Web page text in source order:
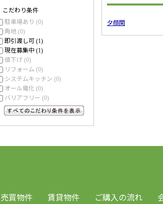
こだわり条件
駐車場あり (0)
角地 (0)
即引渡し可 (1)
現在募集中 (1)
値下げ (0)
リフォーム (0)
システムキッチン (0)
オール電化 (0)
バリアフリー (0)
夕顔関
売買物件 賃貸物件 ご購入の流れ